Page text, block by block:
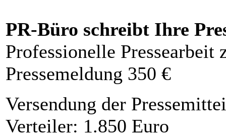
PR-Büro schreibt Ihre
Professionelle Pressearbeit
Pressemeldung 350 €
Versendung der
Verteiler: 1.850 Euro